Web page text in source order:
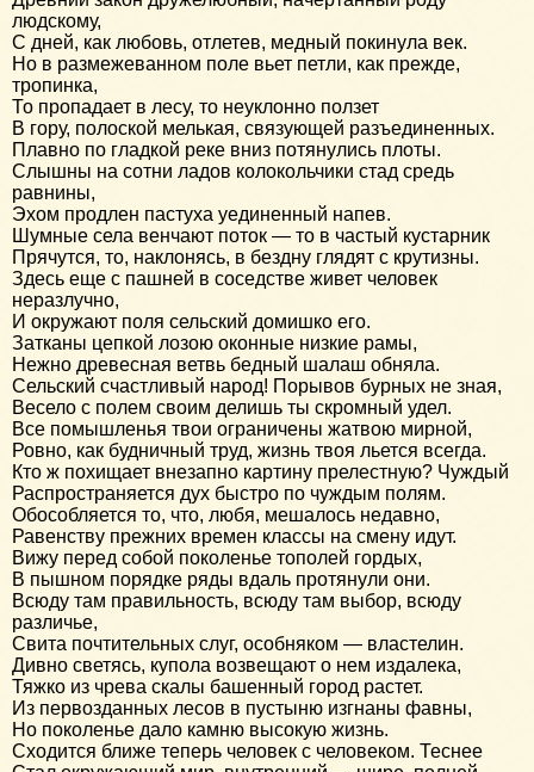
людскому,
С дней, как любовь, отлетев, медный покинула век.
Но в размежеванном поле вьет петли, как прежде,
тропинка,
То пропадает в лесу, то неуклонно ползет
В гору, полоской мелькая, связующей разъединенных.
Плавно по гладкой реке вниз потянулись плоты.
Слышны на сотни ладов колокольчики стад средь
равнины,
Эхом продлен пастуха уединенный напев.
Шумные села венчают поток — то в частый кустарник
Прячутся, то, наклонясь, в бездну глядят с крутизны.
Здесь еще с пашней в соседстве живет человек
неразлучно,
И окружают поля сельский домишко его.
Затканы цепкой лозою оконные низкие рамы,
Нежно древесная ветвь бедный шалаш обняла.
Сельский счастливый народ! Порывов бурных не зная,
Весело с полем своим делишь ты скромный удел.
Все помышленья твои ограничены жатвою мирной,
Ровно, как будничный труд, жизнь твоя льется всегда.
Кто ж похищает внезапно картину прелестную? Чуждый
Распространяется дух быстро по чуждым полям.
Обособляется то, что, любя, мешалось недавно,
Равенству прежних времен классы на смену идут.
Вижу перед собой поколенье тополей гордых,
В пышном порядке ряды вдаль протянули они.
Всюду там правильность, всюду там выбор, всюду
различье,
Свита почтительных слуг, особняком — властелин.
Дивно светясь, купола возвещают о нем издалека,
Тяжко из чрева скалы башенный город растет.
Из первозданных лесов в пустыню изгнаны фавны,
Но поколенье дало камню высокую жизнь.
Сходится ближе теперь человек с человеком. Теснее